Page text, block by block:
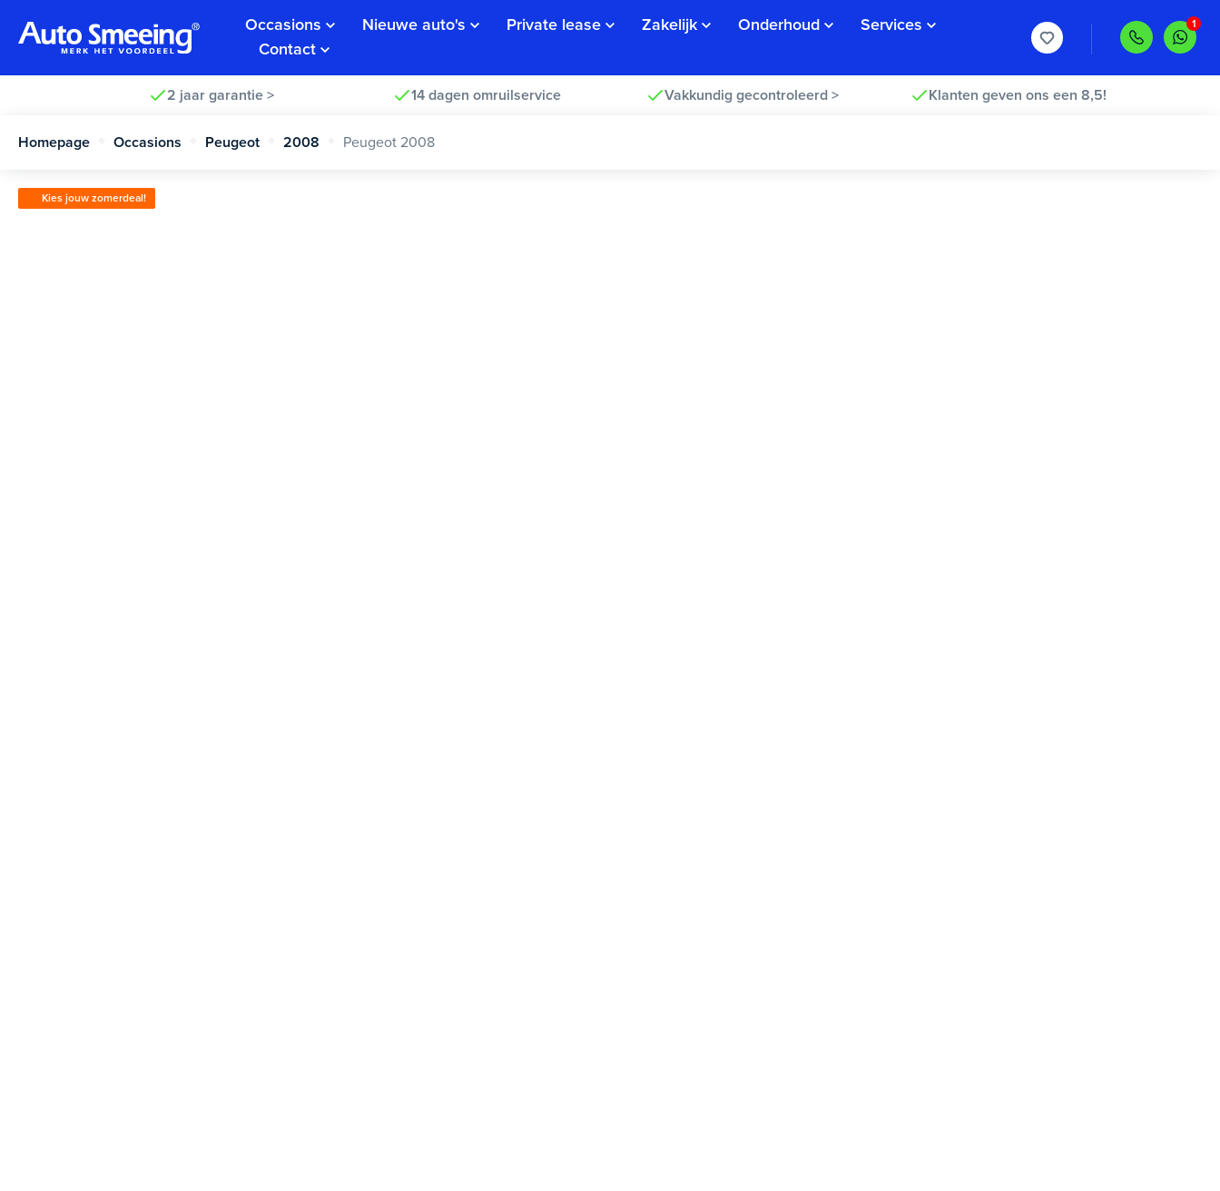
Occasions Nieuwe auto's Private lease Zakelijk Onderhoud
Services
Contact
2 jaar garantie > 14 dagen omruilservice Vakkundig gecontroleerd > Klanten geven ons een 8,5!
Homepage Occasions Peugeot 2008 Peugeot 2008
Kies jouw zomerdeal!